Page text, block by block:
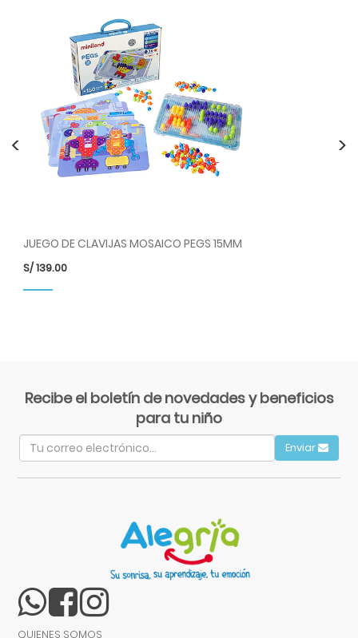
JUEGO DE CLAVIJAS MOSAICO PEGS 15MM
S/139.00
< >
Recibe el boletín de novedades y beneficios
para tu niño
Enviar
QUIENES SOMOS